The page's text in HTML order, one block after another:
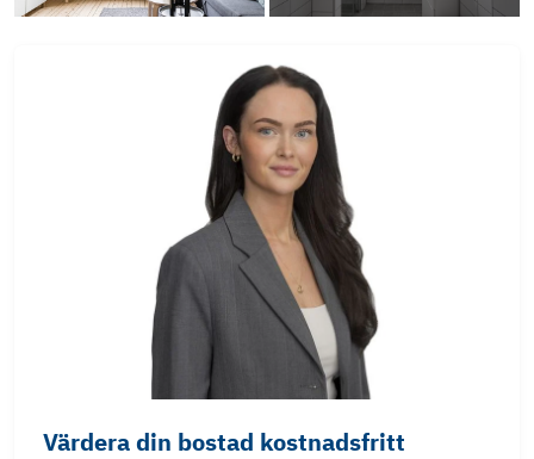
Värdera din bostad kostnadsfritt